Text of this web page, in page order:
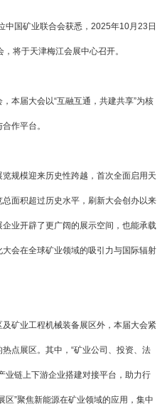
中国矿业联合会获悉，2025年10月23日
将于天津梅江会展中心召开。
届大会以“互融互通，共建共享”为核
作平台。
规模迎来历史性跨越，首次全面启用天
面积超过历史水平，刷新大会创办以来
业开辟了更广阔的展示空间，也能承载
会在全球矿业领域的吸引力与国际辐射
矿业工程机械装备展区外，本届大会紧
点展区。其中，“矿业公司、投资、法
业链上下游企业搭建对接平台，助力行
区”聚焦新能源在矿业领域的应用，集中